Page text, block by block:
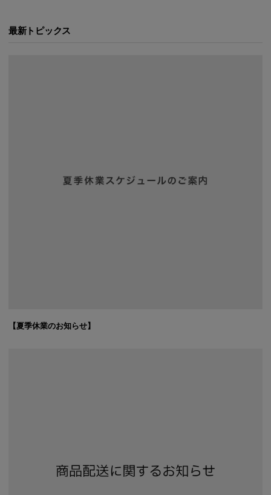
最新トピックス
【夏季休業のお知らせ】